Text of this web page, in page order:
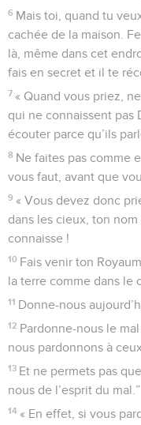
6 Mais toi, quand tu
cachée de la maison.
là, même dans cet
fais en secret et il te
7 « Quand vous priez,
qui ne connaissent pas
écouter parce qu’ils
8 Ne faites pas comme
vous faut, avant que
9 « Vous devez donc
dans les cieux, ton
connaisse !
10 Fais venir ton
la terre comme dans le
11 Donne-nous
12 Pardonne-nous le
nous pardonnons à
13 Et ne permets pas
nous de l’esprit du mal.”
14 « En effet, si vous